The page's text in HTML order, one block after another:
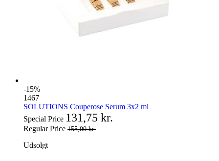
-15%
1467
SOLUTIONS Couperose Serum 3x2 ml
Special Price 131,75 kr.
Regular Price 155,00 kr.
Udsolgt